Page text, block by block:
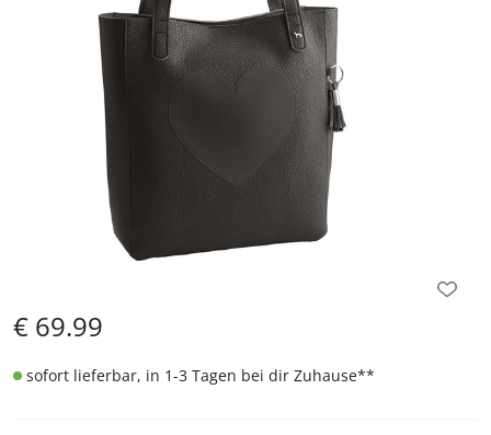
€ 69.99
sofort lieferbar, in 1-3 Tagen bei dir Zuhause**